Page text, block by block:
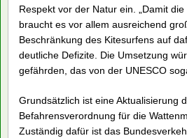
Respekt vor der Natur ein. „Damit
braucht es vor allem ausreichend
Beschränkung des Kitesurfens auf
deutliche Defizite. Die Umsetzung
gefährden, das von der UNESCO
Grundsätzlich ist eine Aktualisierung
Befahrensverordnung für die
Zuständig dafür ist das